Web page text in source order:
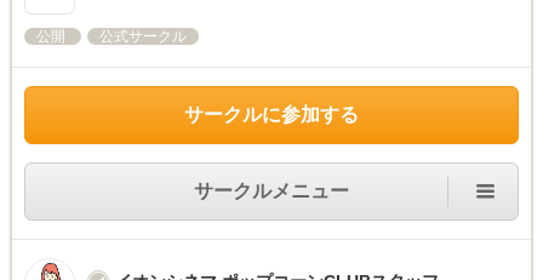
公開 公式サークル
サークルに参加する
サークルメニュー